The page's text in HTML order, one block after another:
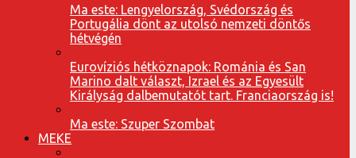
Ma este: Lengyelország, Svédország és
Portugália dönt az utolsó nemzeti döntős
hétvégén
Eurovíziós hétköznapok: Románia és San
Marino dalt választ, Izrael és az Egyesült
Királyság dalbemutatót tart. Franciaország is!
Ma este: Szuper Szombat
MEKE